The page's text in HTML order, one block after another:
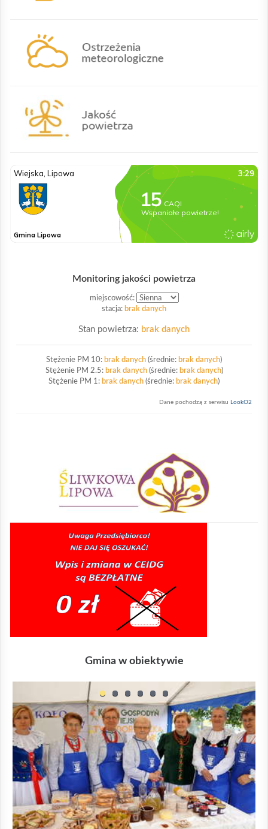
Monitoring jakości powietrza
miejscowość:
stacja: brak danych
Stan powietrza: brak danych
Stężenie PM 10: brak danych (średnie: brak danych)
Stężenie PM 2.5: brak danych(średnie: brak danych)
Stężenie PM 1: brak danych (średnie: brak danych)
Dane pochodzą z serwisu LookO2
Gmina w obiektywie